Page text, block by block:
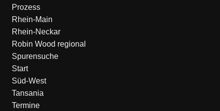
Prozess
Rhein-Main
Rhein-Neckar
Robin Wood regional
Spurensuche
Start
Süd-West
Tansania
Termine